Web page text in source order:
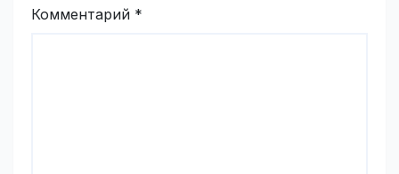
Комментарий *